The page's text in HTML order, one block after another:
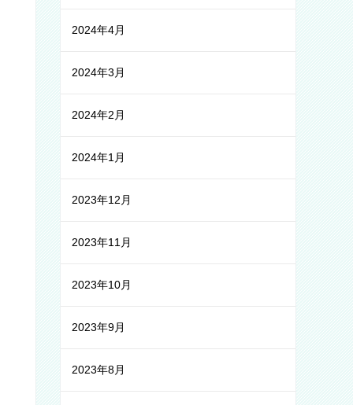
2024年4月
2024年3月
2024年2月
2024年1月
2023年12月
2023年11月
2023年10月
2023年9月
2023年8月